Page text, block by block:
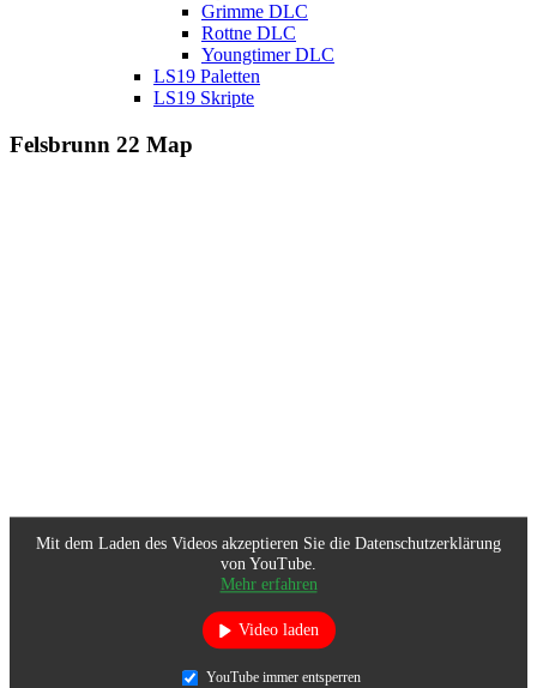
Grimme DLC
Rottne DLC
Youngtimer DLC
LS19 Paletten
LS19 Skripte
Felsbrunn 22 Map
Mit dem Laden des Videos akzeptieren Sie die Datenschutzerklärung
von YouTube.
Mehr erfahren
Video laden
YouTube immer entsperren